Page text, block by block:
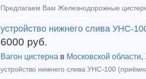
устройство нижнего слива УНС-
6000 руб.
Вагон цистерна в Московской области,
устройство нижнего слива УНС-100